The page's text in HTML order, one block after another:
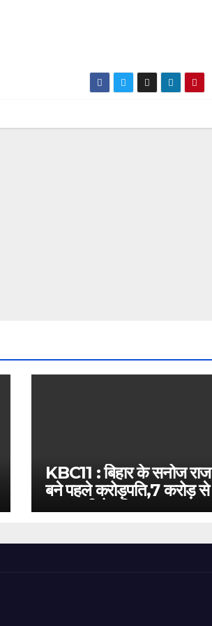
KBC11 : बिहार के सनोज राज
बने पहले करोड़पति,7 करोड़ से
बस इतनी है दूरी